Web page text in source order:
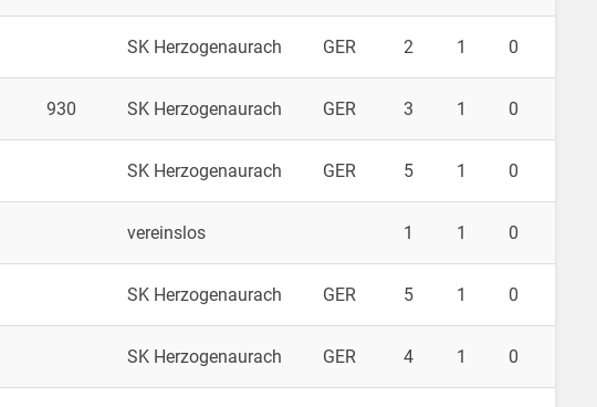
SK Herzogenaurach GER 2 1 0
930 SK Herzogenaurach GER 3 1 0
SK Herzogenaurach GER 5 1 0
vereinslos 1 1 0
SK Herzogenaurach GER 5 1 0
SK Herzogenaurach GER 4 1 0